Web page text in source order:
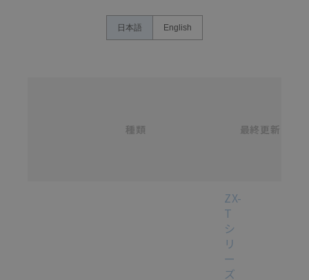
日本語 English
種類 最終更新
ZX-
T
シ
リ
ー
ズ